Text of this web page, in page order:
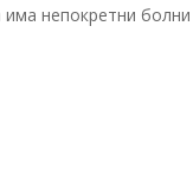
непокретни болни